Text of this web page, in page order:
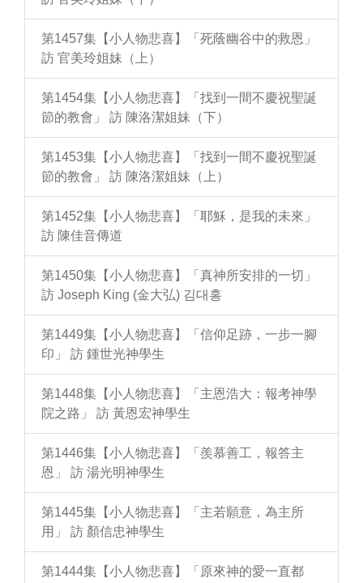
第1457集【小人物悲喜】「死蔭幽谷中的救恩」
訪 官美玲姐妹（上）
第1454集【小人物悲喜】「找到一間不慶祝聖誕
節的教會」 訪 陳洛潔姐妹（下）
第1453集【小人物悲喜】「找到一間不慶祝聖誕
節的教會」 訪 陳洛潔姐妹（上）
第1452集【小人物悲喜】「耶穌，是我的未來」
訪 陳佳音傳道
第1450集【小人物悲喜】「真神所安排的一切」
訪 Joseph King (金大弘) 김대홍
第1449集【小人物悲喜】「信仰足跡，一步一腳
印」 訪 鍾世光神學生
第1448集【小人物悲喜】「主恩浩大：報考神學
院之路」 訪 黃恩宏神學生
第1446集【小人物悲喜】「羨慕善工，報答主
恩」 訪 湯光明神學生
第1445集【小人物悲喜】「主若願意，為主所
用」 訪 顏信忠神學生
第1444集【小人物悲喜】「原來神的愛一直都